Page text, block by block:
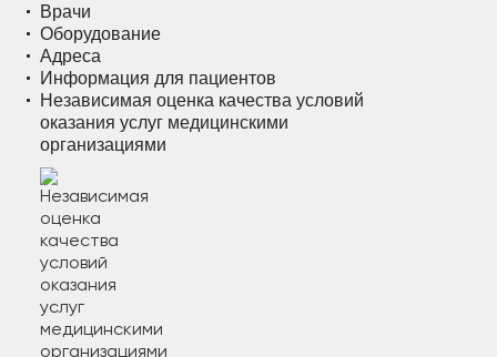
Врачи
Оборудование
Адреса
Информация для пациентов
Независимая оценка качества условий
оказания услуг медицинскими
организациями